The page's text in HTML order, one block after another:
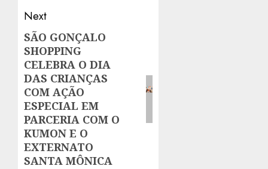
Next
Next
post:
SÃO GONÇALO
SHOPPING
CELEBRA O DIA
DAS CRIANÇAS
COM AÇÃO
ESPECIAL EM
PARCERIA COM O
KUMON E O
EXTERNATO
SANTA MÔNICA